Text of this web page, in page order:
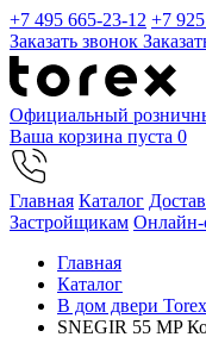
+7 495 665-23-12 +7
Заказать звонок
Официальный
Ваша корзина пуста 0
Главная Каталог
Застройщикам Онлайн-
Главная
Каталог
В дом двери Torex
SNEGIR 55 MP